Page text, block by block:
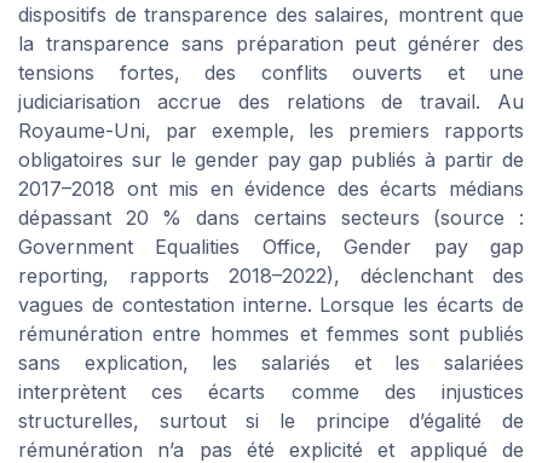
dispositifs de transparence des salaires, montrent que
la transparence sans préparation peut générer des
tensions fortes, des conflits ouverts et une
judiciarisation accrue des relations de travail. Au
Royaume-Uni, par exemple, les premiers rapports
obligatoires sur le gender pay gap publiés à partir de
2017–2018 ont mis en évidence des écarts médians
dépassant 20 % dans certains secteurs (source :
Government Equalities Office,Gender pay gap
reporting, rapports 2018–2022), déclenchant des
vagues de contestation interne. Lorsque les écarts de
rémunération entre hommes et femmes sont publiés
sans explication, les salariés et les salariées
interprètent ces écarts comme des injustices
structurelles, surtout si le principe d’égalité de
rémunération n’a pas été explicité et appliqué de